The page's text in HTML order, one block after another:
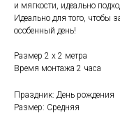
и мягкости, идеально
Идеально для того, чтобы
особенный день!
Размер 2 х 2 метра
Время монтажа 2 часа
Праздник: День рождения
Размер: Средняя